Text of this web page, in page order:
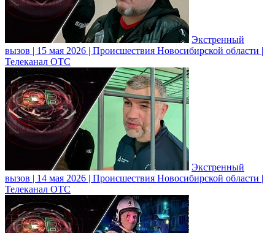
Экстренный
вызов | 15 мая 2026 | Происшествия Новосибирской области |
Телеканал ОТС
Экстренный
вызов | 14 мая 2026 | Происшествия Новосибирской области |
Телеканал ОТС